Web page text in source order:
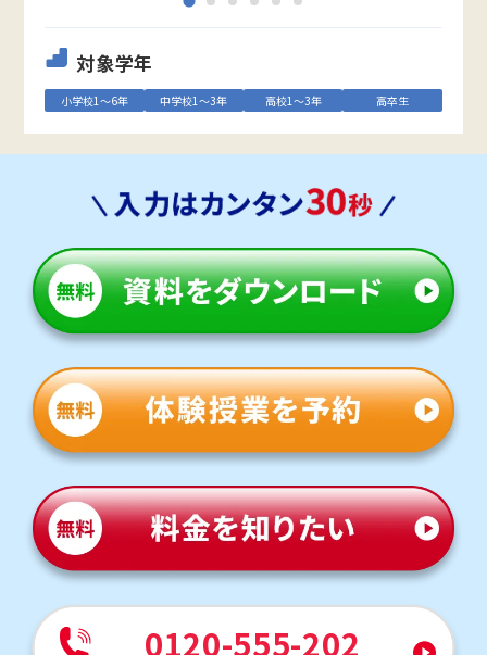
対象学年
小学校1～6年 中学校1～3年 高校1～3年 高卒生
0120-555-202